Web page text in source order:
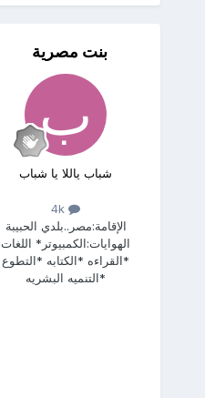
بنت مصرية
شباب ياللا يا شباب
4k
الإقامة:مصر..بلدي الحبيبة
الهوايات:الكمبيوتر* اللغات
*القراءه *الكتابه *التطوع
*التنميه البشريه